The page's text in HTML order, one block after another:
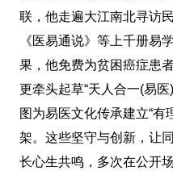
联，他走遍大江南北寻访
《医易通说》等上千册易
果，他免费为贫困癌症患
更牵头起草“天人合一(易
图为易医文化传承建立“有
架。这些坚守与创新，让
长心生共鸣，多次在公开